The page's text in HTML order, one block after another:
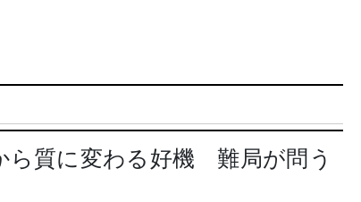
ら質に変わる好機 難局が問う